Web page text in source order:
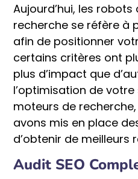
Aujourd’hui, les
recherche se réfère à
afin de positionner
certains critères ont
plus d’impact que
l’optimisation de
moteurs de
avons mis en place
d’obtenir de meilleurs
Audit SEO